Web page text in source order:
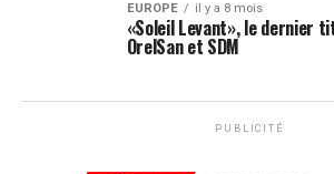
EUROPE il y a 8 mois
«Soleil Levant», le dernier
OrelSan et SDM
PUBLICITÉ